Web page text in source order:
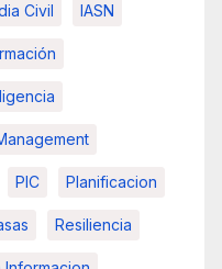
Civil IASN
PIC Planificacion
Resiliencia